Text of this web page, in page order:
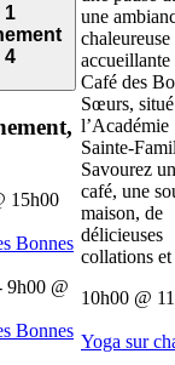
1
4
15h00
Bonnes
9h00 @
Bonnes
une
chaleureuse
accueillante
Café des
Sœurs,
l’Académie
Sainte-
Savourez
café, une
maison, de
délicieuses
collations
10h00 @
Yoga sur